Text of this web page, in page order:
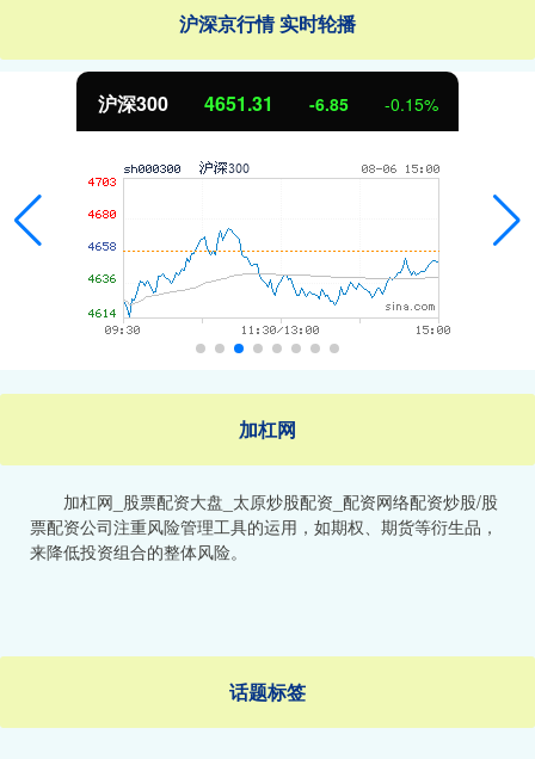
沪深京行情 实时轮播
沪深300 4651.31 -6.85 -0.15%
加杠网
加杠网_股票配资大盘_太原炒股配资_配资网络配资炒股/股
票配资公司注重风险管理工具的运用，如期权、期货等衍生品，
来降低投资组合的整体风险。
话题标签